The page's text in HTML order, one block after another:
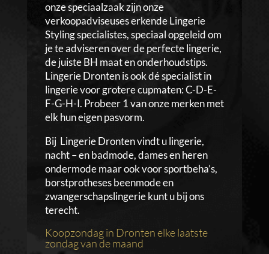
onze speciaalzaak zijn onze
verkoopadviseuses erkende Lingerie
Styling specialistes, speciaal opgeleid om
je te adviseren over de perfecte lingerie,
de juiste BH maat en onderhoudstips.
Lingerie Dronten is ook dé specialist in
lingerie voor grotere cupmaten: C-D-E-
F-G-H-I. Probeer 1 van onze merken met
elk hun eigen pasvorm.
Bij Lingerie Dronten vindt u lingerie,
nacht – en badmode, dames en heren
ondermode maar ook voor sportbeha’s,
borstprotheses beenmode en
zwangerschapslingerie kunt u bij ons
terecht.
Koopzondag in Dronten elke laatste
zondag van de maand